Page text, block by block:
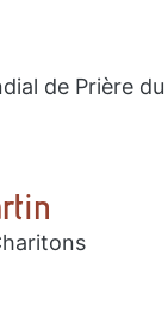
de Prière du